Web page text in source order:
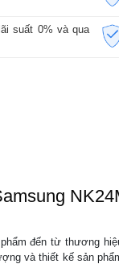
suất 0% và qua
đến từ thương
và thiết kế sản